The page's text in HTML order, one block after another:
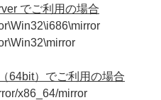
でご利用の場合
64bit）でご利用の場合
x86_64/mirror